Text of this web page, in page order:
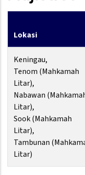
Lokasi
Keningau,
Tenom (Mahkamah
Litar),
Nabawan
Litar),
Sook (Mahkamah
Litar),
Tambunan
Litar)